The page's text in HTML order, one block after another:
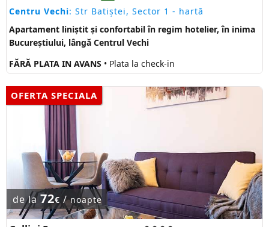
Centru Vechi: Str Batiștei, Sector 1 - hartă
Apartament liniștit și confortabil în regim hotelier, în inima
Bucureștiului, lângă Centrul Vechi
FĂRĂ PLATA IN AVANS • Plata la check-in
OFERTA SPECIALA
de la72€ /noapte